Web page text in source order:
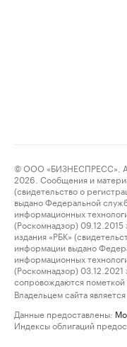
© ООО «БИЗНЕСПРЕСС»,
2026. Сообщения и
(свидетельство о
выдано Федеральной
информационных
(Роскомнадзор)
издания «РБК»
информации выдано
информационных
(Роскомнадзор)
сопровождаются пометкой
Владельцем сайта
Данные предоставлены:
Индексы облигаций